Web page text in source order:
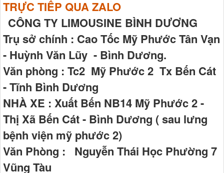
TRỰC TIẾP QUA ZALO
CÔNG TY LIMOUSINE BÌNH DƯƠNG
Trụ sở chính : Cao Tốc Mỹ Phước Tân Vạn
- Huỳnh Văn Lũy - Bình Dương.
Văn phòng : Tc2 Mỹ Phước 2 Tx Bến Cát
- Tĩnh Bình Dương
NHÀ XE : Xuất Bến NB14 Mỹ Phước 2 -
Thị Xã Bến Cát - Bình Dương ( sau lưng
bệnh viện mỹ phước 2)
Văn Phòng : Nguyễn Thái Học Phường 7
Vũng Tàu